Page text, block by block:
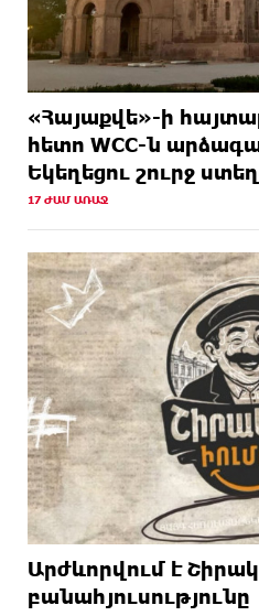
«Հայաքվե»-ի
հետո WCC-ն
Եկեղեցու շուրջ
17 ԺԱՄ ԱՌԱՋ
Արժևորվում է
բանահյուսությունը